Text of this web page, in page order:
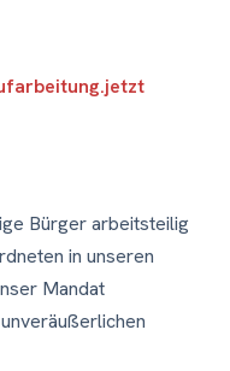
Bürger arbeitsteilig
in unseren
Mandat